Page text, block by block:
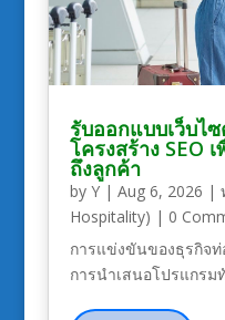
รับออกแบบเว็บไ
โครงสร้าง SEO
ถึงลูกค้า
by Y| Aug 6, 2026 |
Hospitality) | 0
การแข่งขันของธุรกิจ
การนำเสนอโปรแกรม